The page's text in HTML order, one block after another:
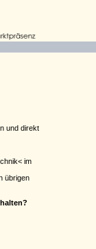
und direkt
im
übrigen